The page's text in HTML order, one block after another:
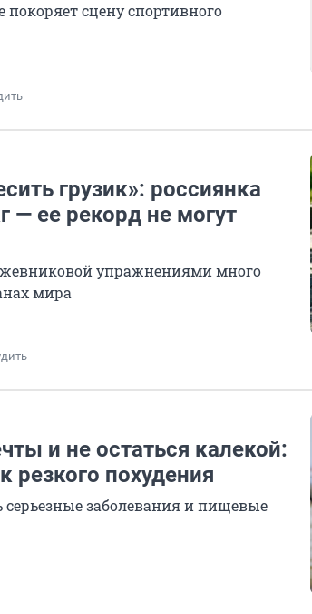
покоряет сцену спортивного
грузик»: россиянка
— ее рекорд не могут
упражнениями много
мира
и не остаться калекой:
резкого похудения
заболевания и пищевые